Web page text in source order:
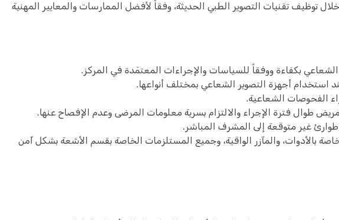
توظيف تقنيات التصوير الطبي الحديثة، وفقاً لأفضل الممارسات والمعايير المهنية
بكفاءة ووفقاً للسياسات والإجراءات المعتمَدة في المركز.
أجهزة التصوير الشعاعي بمختلف أنواعها.
الفحوصات الشعاعية.
طوال فترة الإجراء والالتزام بسرية معلومات المرضى وعدم الإفصاح عنها.
طوارئ غير متوقعة إلى المشرف المباشر.
بالأدوات، والمآزر الواقية، وجميع المستلزمات الخاصة بقسم الأشعة بشكل آمن